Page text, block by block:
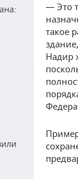
— Это
такое
Надир